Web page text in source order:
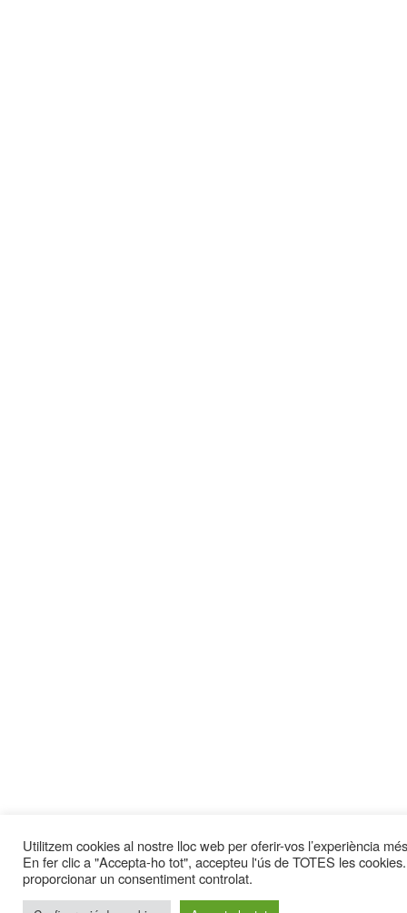
Utilitzem cookies al nostre lloc web per oferir-vos l’experiència
En fer clic a "Accepta-ho tot", accepteu l'ús de TOTES les
proporcionar un consentiment controlat.